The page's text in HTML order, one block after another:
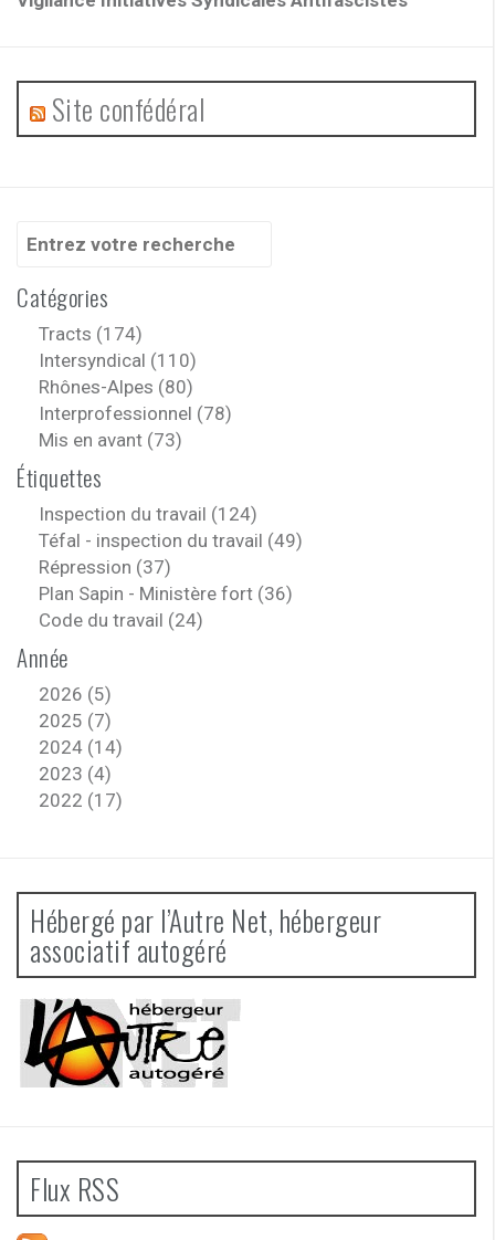
Site confédéral
Recherche
:Catégories
Tracts (174)
Intersyndical (110)
Rhônes-Alpes (80)
Interprofessionnel (78)
Mis en avant (73)
Étiquettes
Inspection du travail (124)
Téfal - inspection du travail (49)
Répression (37)
Plan Sapin - Ministère fort (36)
Code du travail (24)
Année
2026 (5)
2025 (7)
2024 (14)
2023 (4)
2022 (17)
Hébergé par l’Autre Net, hébergeur
associatif autogéré
Flux RSS